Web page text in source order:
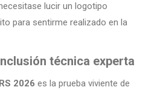
lucir un logotipo
para sentirme realizado en la
técnica experta
2026 es la prueba viviente de